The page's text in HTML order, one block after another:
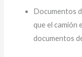
Documentos
que el camión
documentos